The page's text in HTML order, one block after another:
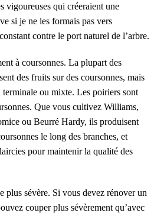
vigoureuses qui créeraient une
si je ne les formais pas vers
contre le port naturel de l’arbre.
à coursonnes. La plupart des
des fruits sur des coursonnes, mais
ou mixte. Les poiriers sont
Que vous cultivez Williams,
ou Beurré Hardy, ils produisent
le long des branches, et
pour maintenir la qualité des
plus sévère. Si vous devez rénover un
couper plus sévèrement qu’avec